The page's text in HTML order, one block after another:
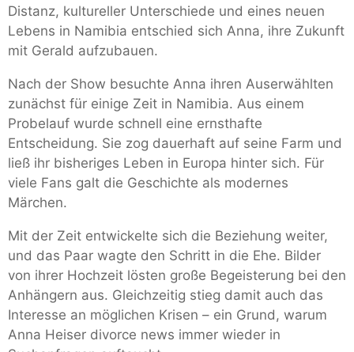
Distanz, kultureller Unterschiede und eines neuen
Lebens in Namibia entschied sich Anna, ihre Zukunft
mit Gerald aufzubauen.
Nach der Show besuchte Anna ihren Auserwählten
zunächst für einige Zeit in Namibia. Aus einem
Probelauf wurde schnell eine ernsthafte
Entscheidung. Sie zog dauerhaft auf seine Farm und
ließ ihr bisheriges Leben in Europa hinter sich. Für
viele Fans galt die Geschichte als modernes
Märchen.
Mit der Zeit entwickelte sich die Beziehung weiter,
und das Paar wagte den Schritt in die Ehe. Bilder
von ihrer Hochzeit lösten große Begeisterung bei den
Anhängern aus. Gleichzeitig stieg damit auch das
Interesse an möglichen Krisen – ein Grund, warum
Anna Heiser divorce news immer wieder in